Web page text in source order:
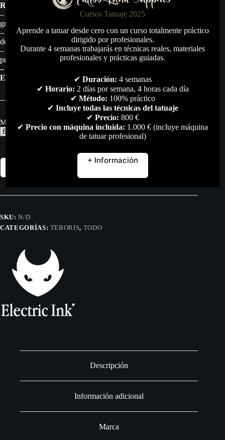
Recomendaciones:
– Después del uso, desechar el aplicador en un contenedor
grupo 3, específico para materiales contaminante;
– Conservar en lugar seco, fresco, protegido de la humedad y
de la luz solar directa;
– Siempre manipule este producto con guantes de
procedimiento;
– NO UTILICE EL PRODUCTO SI EL EMBALAJE
ESTÁ ABIERTO O DAÑADO.
Medida:
Advanced
Hard
5un
SKU:N/D
CATEGORÍAS: TEBORIS, TODO
Descripción
Información adicional
Marca
Cursos Tatuaje 2025
Aprende a tatuar desde cero con un curso totalmente práctico
dirigido por profesionales.
Durante 4 semanas trabajarás en técnicas reales, materiales
profesionales y prácticas guiadas.
✔ Duración: 4 semanas
✔ Horario: 2 días por semana, 4 horas cada día
✔ Método: 100% práctico
✔ Incluye todas las técnicas del tatuaje
✔ Precio: 800 €
✔ Precio con máquina incluida: 1.000 € (incluye máquina
de tatuar profesional)
+ Información